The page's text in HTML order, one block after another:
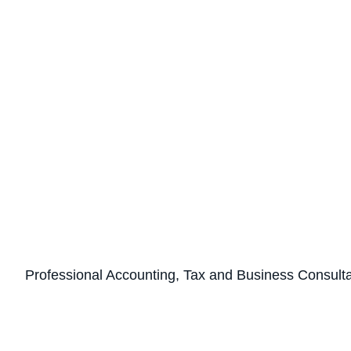
Professional Accounting, Tax and Business